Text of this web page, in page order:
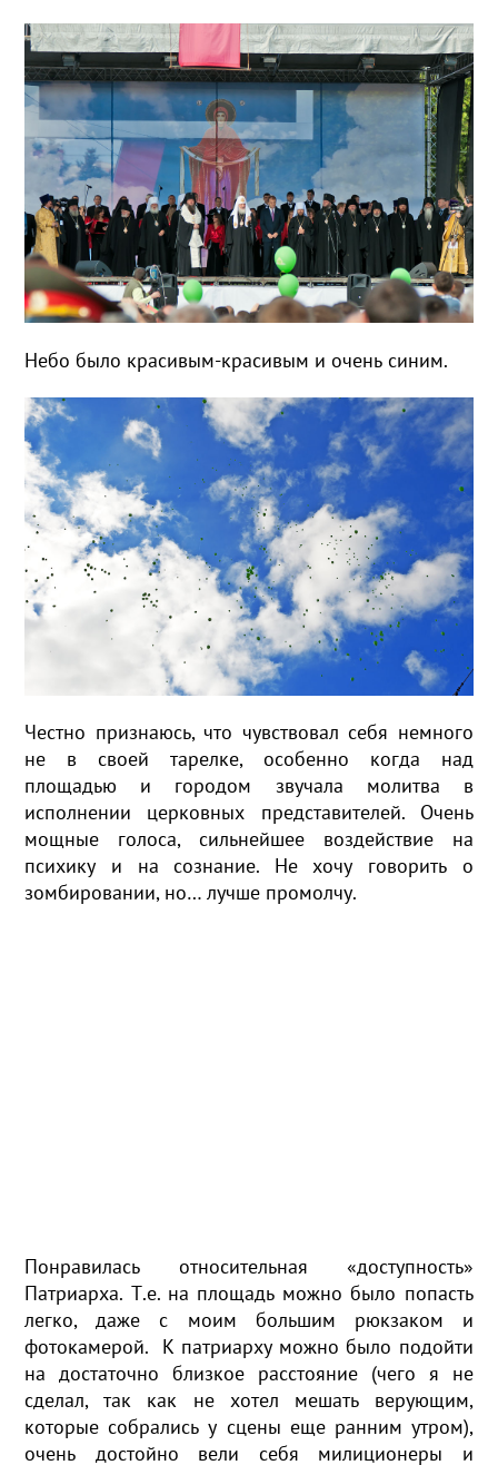
Небо было красивым-красивым и очень синим.
Честно признаюсь, что чувствовал себя немного
не в своей тарелке, особенно когда над
площадью и городом звучала молитва в
исполнении церковных представителей. Очень
мощные голоса, сильнейшее воздействие на
психику и на сознание. Не хочу говорить о
зомбировании, но… лучше промолчу.
Понравилась относительная «доступность»
Патриарха. Т.е. на площадь можно было попасть
легко, даже с моим большим рюкзаком и
фотокамерой. К патриарху можно было подойти
на достаточно близкое расстояние (чего я не
сделал, так как не хотел мешать верующим,
которые собрались у сцены еще ранним утром),
очень достойно вели себя милиционеры и